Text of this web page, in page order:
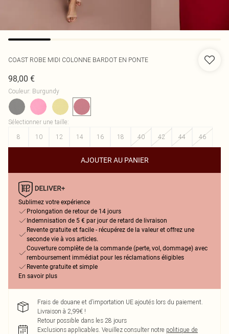
COAST ROBE MIDI COLONNE BARDOT EN PONTE
98,00 €
Couleur: Burgundy
Sélectionner une taille:
8
10 12 14 16 18 40 42 44 46
AJOUTER AU PANIER
Sublimez votre expérience
Prolongation de retour de 14 jours
Indemnisation de 5 € par jour de retard de livraison
Revente gratuite et facile - récupérez de la valeur et offrez une
seconde vie à vos articles.
Couverture complète de la commande (perte, vol, dommage) avec
remboursement immédiat pour les réclamations éligibles
Revente gratuite et simple
En savoir plus
Frais de douane et d’importation UE ajoutés lors du paiement.
Livraison à 2,99€ !
Retour possible dans les 28 jours
Exclusions applicables. Veuillez consulter notre politique de